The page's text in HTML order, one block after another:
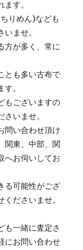
す。
りめん)なども
ませ。
方が多く、常に
とも多い古布で
。
もございますの
いませ。
問い合わせ頂け
関東、中部、関
へお伺いしてお
る可能性がござ
ださいませ。
も一緒に査定さ
にお問い合わせ